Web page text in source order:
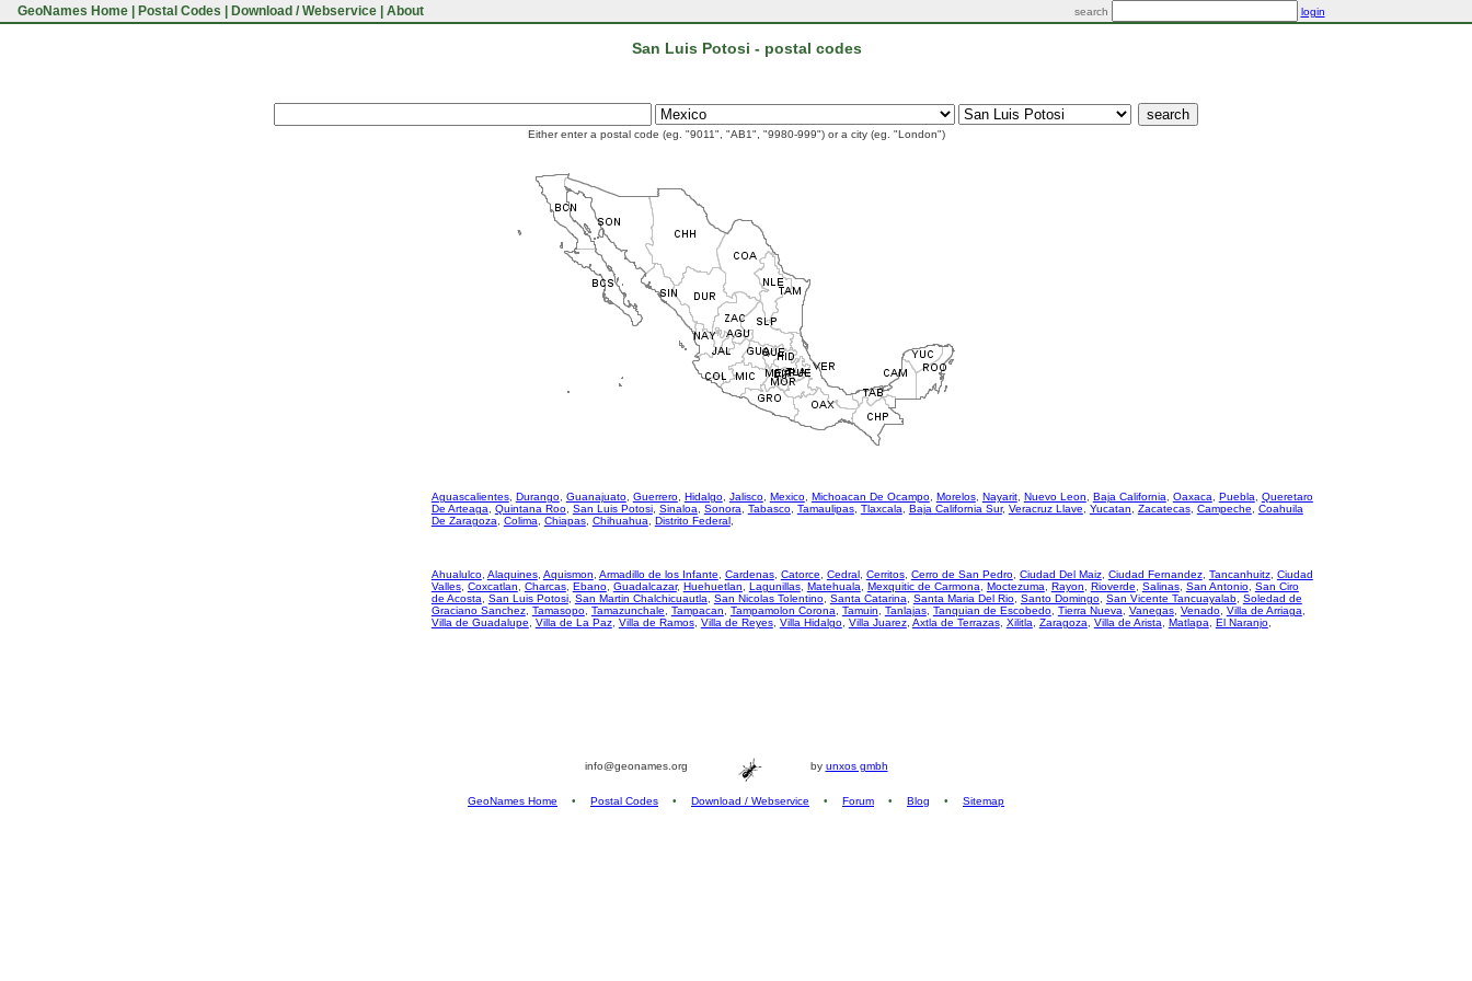
GeoNames Home Postal Codes Download / Webservice About search login
San Luis Potosi - postal codes
Either enter a postal code (eg. "9011", "AB1", "9980-999") or a city (eg. "London")
Aguascalientes, Durango, Guanajuato, Guerrero, Hidalgo, Jalisco, Mexico, Michoacan De Ocampo, Morelos, Nayarit, Nuevo Leon Baja California Oaxaca Puebla
Queretaro
De Arteaga
Quintana Roo, San Luis Potosi, Sinaloa Sonora Tabasco, Tamaulipas, Tlaxcala Baja California Sur, Veracruz Llave Yucatan Zacatecas, Campeche
Coahuila
De Zaragoza
Colima Chiapas, Chihuahua Distrito Federal,
Ahualulco, Alaquines, Aquismon Armadillo de los Infante Cardenas, Catorce Cedral, Cerritos, Cerro de San Pedro, Ciudad Del Maiz, Ciudad Fernandez, Tancanhuitz, Ciudad
Valles, Coxcatlan Charcas, Ebano, Guadalcazar, Huehuetlan Lagunillas, Matehuala Mexquitic de Carmona Moctezuma Rayon Rioverde Salinas, San Antonio, San Ciro
de Acosta
San Luis Potosi, San Martin Chalchicuautla San Nicolas Tolentino, Santa Catarina Santa Maria Del Rio, Santo Domingo, San Vicente Tancuayalab, Soledad de
Graciano Sanchez, Tamasopo, Tamazunchale Tampacan Tampamolon Corona Tamuin Tanlajas, Tanquian de Escobedo, Tierra Nueva Vanegas, Venado, Villa de Arriaga
Villa de Guadalupe
Villa de La Paz, Villa de Ramos, Villa de Reyes, Villa Hidalgo, Villa Juarez, Axtla de Terrazas, Xilitla Zaragoza Villa de Arista Matlapa El Naranjo,
info@geonames.org by unxos gmbh
GeoNames Home • Postal Codes • Download / Webservice • Forum • Blog • Sitemap